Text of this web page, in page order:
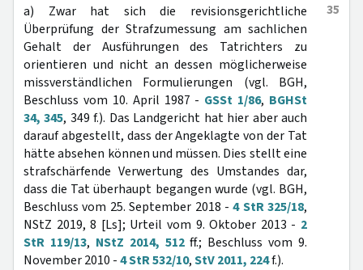
35
a) Zwar hat sich die revisionsgerichtliche
Überprüfung der Strafzumessung am sachlichen
Gehalt der Ausführungen des Tatrichters zu
orientieren und nicht an dessen möglicherweise
missverständlichen Formulierungen (vgl. BGH,
Beschluss vom 10. April 1987 - GSSt 1/86, BGHSt
34, 345, 349 f.). Das Landgericht hat hier aber auch
darauf abgestellt, dass der Angeklagte von der Tat
hätte absehen können und müssen. Dies stellt eine
strafschärfende Verwertung des Umstandes dar,
dass die Tat überhaupt begangen wurde (vgl. BGH,
Beschluss vom 25. September 2018 -4 StR 325/18,
NStZ 2019, 8 [Ls]; Urteil vom 9. Oktober 2013 - 2
StR 119/13, NStZ 2014, 512ff.; Beschluss vom 9.
November 2010 -4 StR 532/10,StV 2011, 224f.).